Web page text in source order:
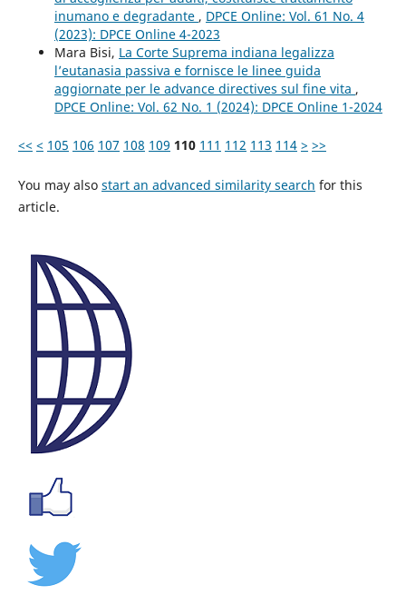
inumano e degradante , DPCE Online: Vol. 61 No. 4
(2023): DPCE Online 4-2023
Mara Bisi, La Corte Suprema indiana legalizza
l’eutanasia passiva e fornisce le linee guida
aggiornate per le advance directives sul fine vita ,
DPCE Online: Vol. 62 No. 1 (2024): DPCE Online 1-2024
<< < 105 106 107 108 109 110 111 112 113 114 > >>
You may also start an advanced similarity search for this
article.